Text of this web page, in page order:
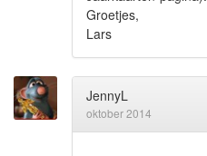
Groetjes,
Lars
JennyL
oktober 2014